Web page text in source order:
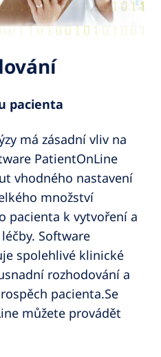
pacienta
má zásadní vliv na
PatientOnLine
vhodného nastavení
množství
pacienta k vytvoření a
Software
spolehlivé klinické
rozhodování a
pacienta.Se
můžete provádět